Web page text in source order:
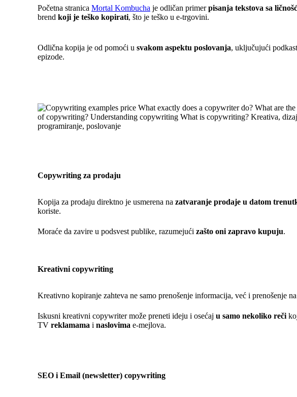
Početna stranica Mortal Kombucha je odličan primerpisanja tekstova sa
brend koji je teško kopirati, što je teško u e-trgovini.
Odlična kopija je od pomoći u svakom aspektu poslovanja, uključujući
epizode.
Copywriting za prodaju
Kopija za prodaju direktno je usmerena na zatvaranje prodaje u datom
koriste.
Moraće da zavire u podsvest publike, razumejući zašto oni zapravo kupuju.
Kreativni copywriting
Kreativno kopiranje zahteva ne samo prenošenje informacija, već i prenošenje
Iskusni kreativni copywriter može preneti ideju i osećaj u samo nekoliko reči
TV reklamama i naslovima e-mejlova.
SEO i Email (newsletter) copywriting